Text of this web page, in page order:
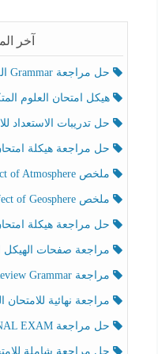
آخر
حل مراجعة Grammar اللغة الإنجليزية الصف الخامس الفصل الثالث
هيكل امتحان العلوم المتكاملة
حل تدريبات الاستعداد للاختبار
حل مراجعة هيكلة امتحان العلوم
ملخص Effect of Atmosphere حسب الهيكل الوزاري العلوم المتكاملة الصف الخامس انسبير الفصل الثالث
ملخص Effect of Geosphere حسب الهيكل الوزاري العلوم المتكاملة الصف الخامس انسبير الفصل الثالث
حل مراجعة هيكلة امتحان العلوم
مراجعة صفحات الهيكل العلوم
مراجعة Review Grammar حسب الهيكل اللغة الإنجليزية الصف الخامس الفصل الثالث
مراجعة نهائية للامتحان العلوم
حل مراجعة FINAL EXAMاللغة الإنجليزية الصف الخامس الفصل الثالث
حل مراجعة شاملة للامتحان